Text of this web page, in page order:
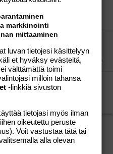
Perhe-elämä
Perhe-elämä
14.08.2009
markkinointi
mittaaminen
luvan tietojesi käsittelyyn
et hyväksy evästeitä,
välttämättä toimi
milloin tahansa
-linkkiä sivuston
tietojasi myös ilman
oikeutettu peruste
Voit vastustaa tätä tai
alla olevan